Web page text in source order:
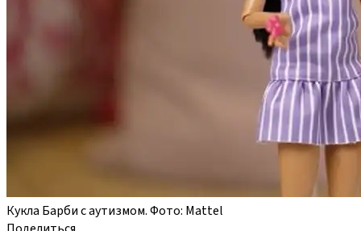
Кукла Барби с аутизмом. Фото: Mattel